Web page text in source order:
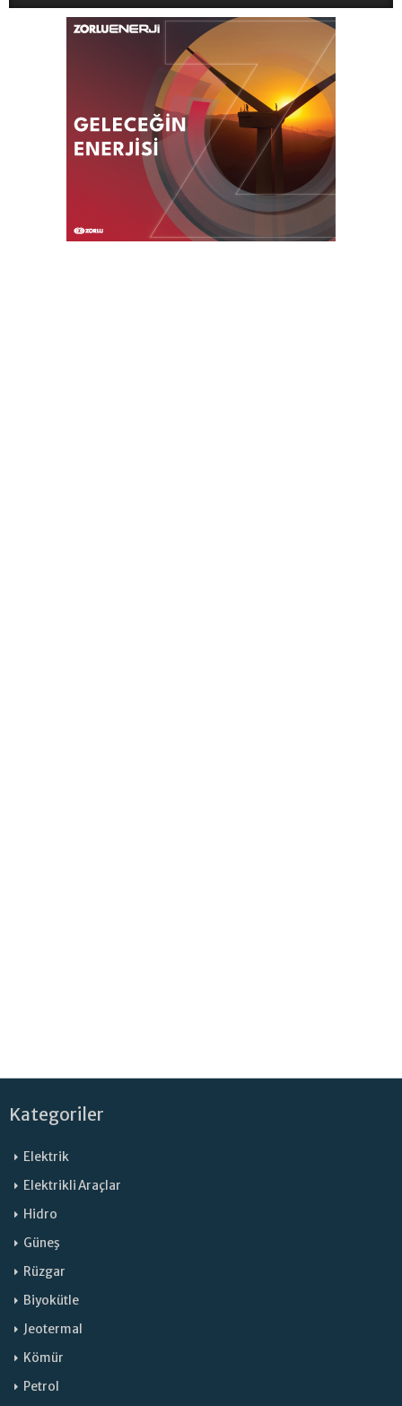
Kategoriler
Elektrik
Elektrikli Araçlar
Hidro
Güneş
Rüzgar
Biyokütle
Jeotermal
Kömür
Petrol